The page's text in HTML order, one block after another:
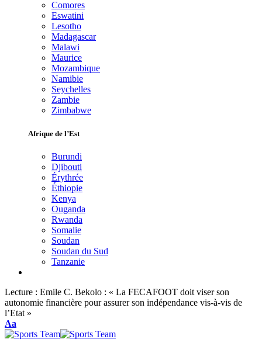
Comores
Eswatini
Lesotho
Madagascar
Malawi
Maurice
Mozambique
Namibie
Seychelles
Zambie
Zimbabwe
Afrique de l’Est
Burundi
Djibouti
Érythrée
Éthiopie
Kenya
Ouganda
Rwanda
Somalie
Soudan
Soudan du Sud
Tanzanie
Lecture : Emile C. Bekolo : « La FECAFOOT doit viser son
autonomie financière pour assurer son indépendance vis-à-vis de
l’Etat »
Font
Resizer
Aa